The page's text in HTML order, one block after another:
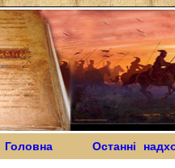
Головна Останні